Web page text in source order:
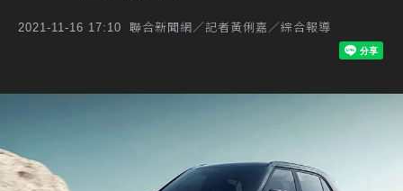
2021-11-16 17:10 聯合新聞網／記者黃俐嘉／綜合報導